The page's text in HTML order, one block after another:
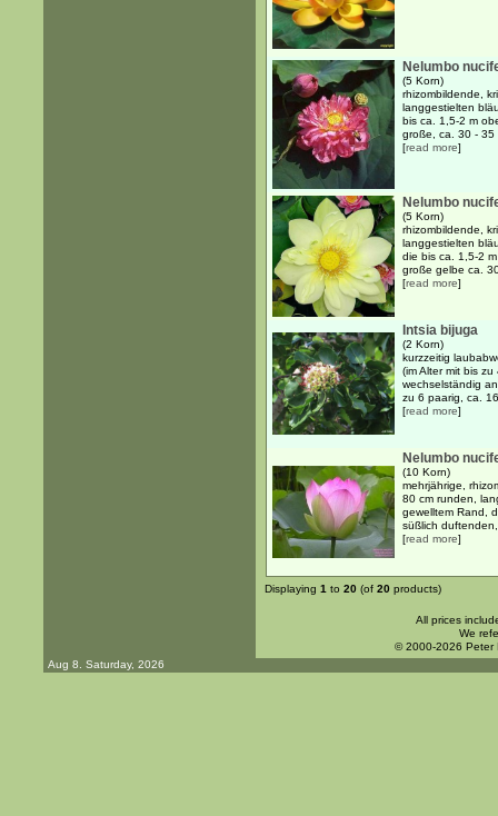
Nelumbo
(5 Korn)
rhizombildende,
langgestielten
bis ca. 1,5-2 m
große, ca. 30 - 35
[read more]
Nelumbo
(5 Korn)
rhizombildende,
langgestielten
die bis ca. 1,5-2
große gelbe ca.
[read more]
Intsia bijuga
(2 Korn)
kurzzeitig
(im Alter mit bis
wechselständig
zu 6 paarig, ca.
[read more]
Nelumbo
(10 Korn)
mehrjährige,
80 cm runden,
gewelltem Rand,
süßlich
[read more]
Displaying 1 to 20 (of 20 products)
All prices
We
© 2000-2026 Peter
Aug 8. Saturday, 2026